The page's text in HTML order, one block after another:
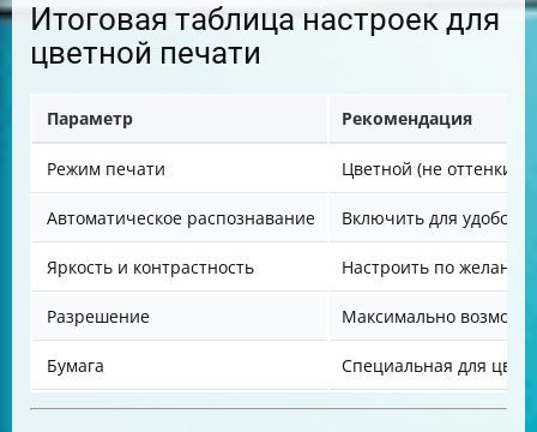
Итоговая таблица настроек для
цветной печати
Параметр Рекомендация
Режим печати Цветной (не оттенки
Автоматическое распознавание Включить для удобства
Яркость и контрастность Настроить по желанию
Разрешение Максимально
Бумага Специальная для